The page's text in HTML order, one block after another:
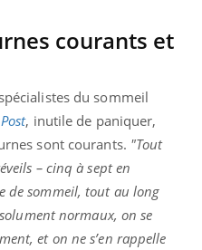
courants et
du sommeil
, inutile de paniquer,
sont courants. "Tout
– cinq à sept en
de sommeil, tout au long
normaux, on se
et on ne s’en rappelle